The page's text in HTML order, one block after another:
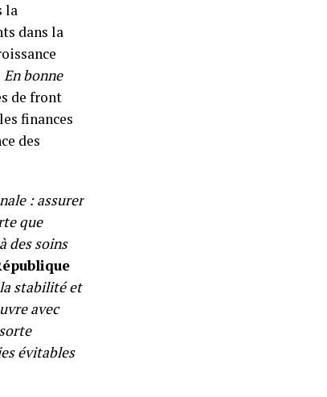
la
dans la
En bonne
de front
finances
des
: assurer
que
des soins
la stabilité et
avec
évitables